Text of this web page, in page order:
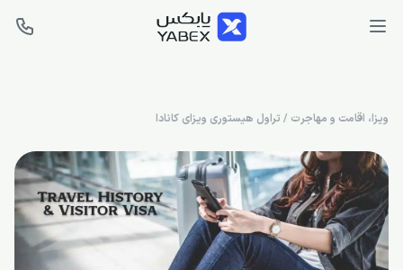
ویزا، اقامت و مهاجرت / تراول هیستوری ویزای کانادا